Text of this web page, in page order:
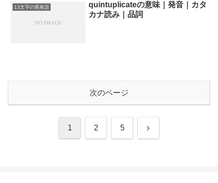
13文字の英単語
quintuplicateの意味｜発音｜カタ
カナ読み｜品詞
次のページ
1 2 5 次